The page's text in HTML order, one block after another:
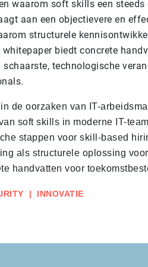
waarom soft skills een
aan een objectievere en
structurele
whitepaper biedt concrete
schaarste, technologische
in de oorzaken van IT-
soft skills in moderne IT-
stappen voor skill-based
als structurele oplossing
handvatten voor
| INNOVATIE